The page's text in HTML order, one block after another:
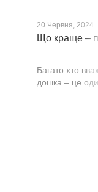
20 Червня, 2024
Що краще –
Багато хто
дошка – це